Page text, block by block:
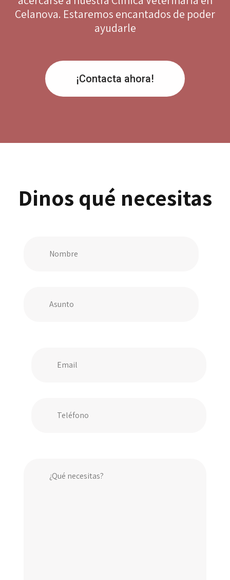
Celanova. Estaremos encantados de poder
ayudarle
¡Contacta ahora!
Dinos qué necesitas